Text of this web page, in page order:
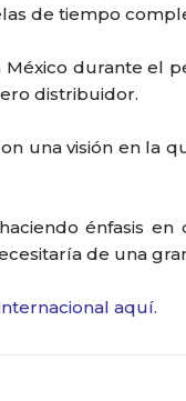
de tiempo
durante el
distribuidor.
una visión en la
énfasis
de una
aquí.